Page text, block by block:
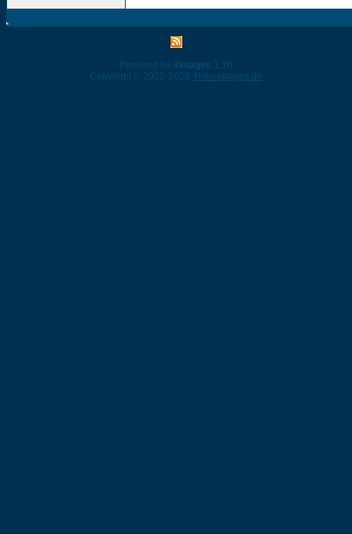
Powered by 4images 1.10
Copyright © 2002-2026 4homepages.de